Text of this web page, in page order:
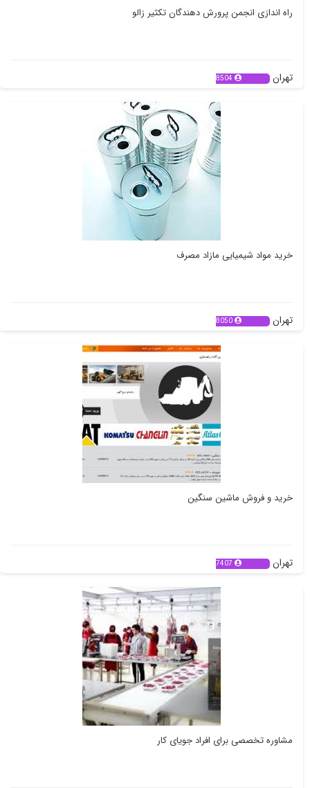
راه اندازی انجمن پرورش دهندگان تکثیر زالو
تهران 8504
خرید مواد شیمیایی مازاد مصرف
تهران 8050
خرید و فروش ماشین سنگین
تهران 7407
مشاوره تخصصی برای افراد جویای کار